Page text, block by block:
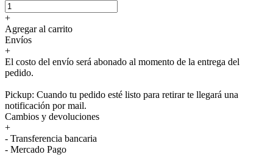
+
Agregar al carrito
Envíos
+
El costo del envío será abonado al momento de la entrega del
pedido.
Pickup: Cuando tu pedido esté listo para retirar te llegará una
notificación por mail.
Cambios y devoluciones
+
- Transferencia bancaria
- Mercado Pago